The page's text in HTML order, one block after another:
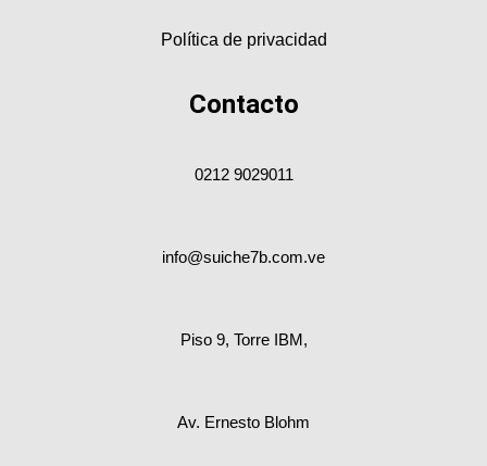
Política de privacidad
Contacto
0212 9029011
info@suiche7b.com.ve
Piso 9, Torre IBM,
Av. Ernesto Blohm